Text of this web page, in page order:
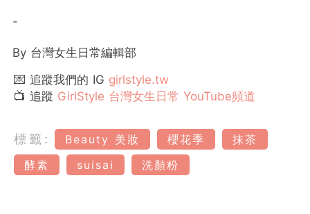
-
By 台灣女生日常編輯部
💌 追蹤我們的 IG girlstyle.tw
📺 追蹤 GirlStyle 台灣女生日常 YouTube頻道
標籤: Beauty 美妝 櫻花季
抹茶
酵素
suisai 洗顏粉